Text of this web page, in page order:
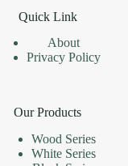
Quick Link
About
Privacy Policy
Our Products
Wood Series
White Series